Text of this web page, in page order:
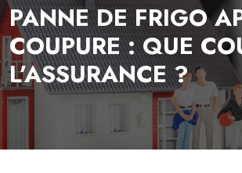
PANNE DE FRIGO
COUPURE : QUE
L’ASSURANCE ?